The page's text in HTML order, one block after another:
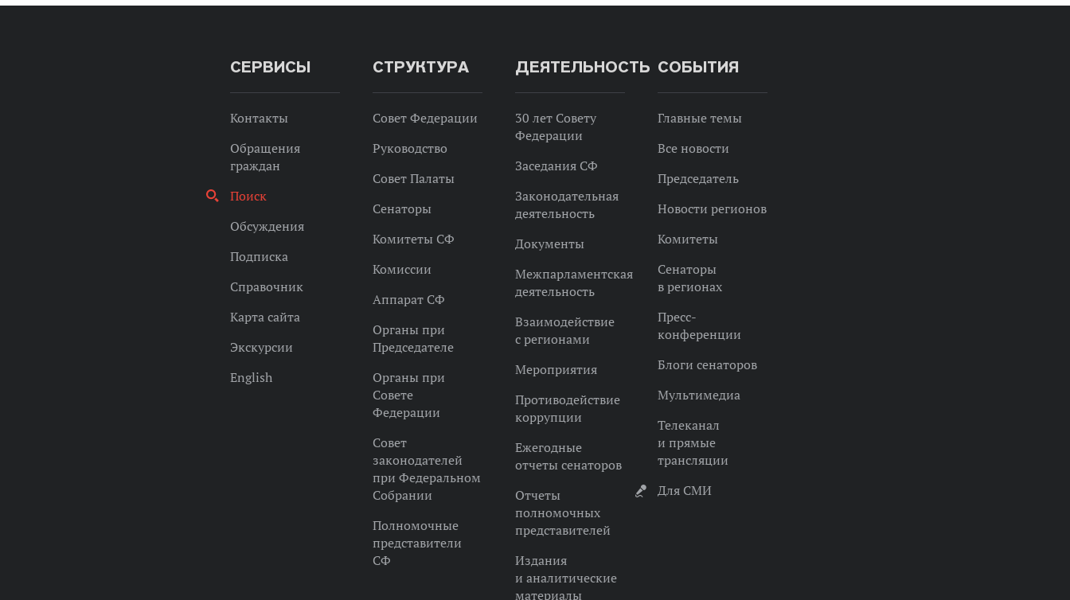
СЕРВИСЫ
Контакты
Обращения
граждан
Поиск
Обсуждения
Подписка
Справочник
Карта сайта
Экскурсии
English
СТРУКТУРА
Совет Федерации
Руководство
Совет Палаты
Сенаторы
Комитеты СФ
Комиссии
Аппарат СФ
Органы при
Председателе
Органы при
Совете
Федерации
Совет
законодателей
при Федеральном
Собрании
Полномочные
представители
СФ
ДЕЯТЕЛЬНОСТЬ
30 лет Совету
Федерации
Заседания СФ
Законодательная
деятельность
Документы
Межпарламентская
деятельность
Взаимодействие
с регионами
Мероприятия
Противодействие
коррупции
Ежегодные
отчеты сенаторов
Отчеты
полномочных
представителей
Издания
и аналитические
материалы
СОБЫТИЯ
Главные темы
Все новости
Председатель
Новости регионов
Комитеты
Сенаторы
в регионах
Пресс-
конференции
Блоги сенаторов
Мультимедиа
Телеканал
и прямые
трансляции
Для СМИ